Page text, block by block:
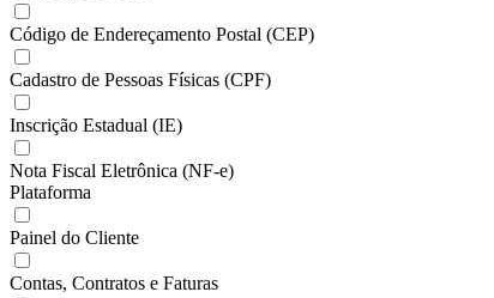
Código de Endereçamento Postal (CEP)
Cadastro de Pessoas Físicas (CPF)
Inscrição Estadual (IE)
Nota Fiscal Eletrônica (NF-e)
Plataforma
Painel do Cliente
Contas, Contratos e Faturas